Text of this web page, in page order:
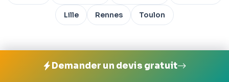
Lille Rennes Toulon
Demander un devis gratuit